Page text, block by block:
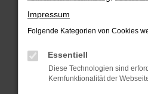
Suchmaschine?
Prüfe deine
können das Laden
verhindern. Funktioniert
anderen Browser oder
Impressum
Folgende Kategorien von Cookies
Essentiell
Diese Technologien sind
Kernfunktionalität der